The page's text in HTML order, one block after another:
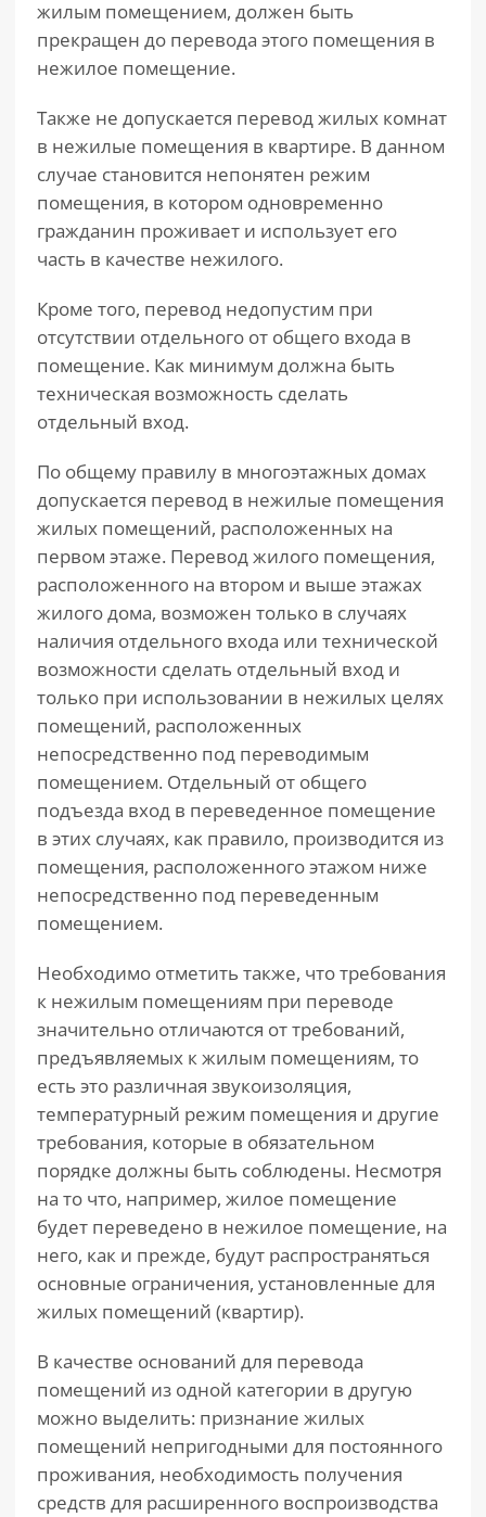
жилым помещением, должен быть
прекращен до перевода этого помещения в
нежилое помещение.
Также не допускается перевод жилых комнат
в нежилые помещения в квартире. В данном
случае становится непонятен режим
помещения, в котором одновременно
гражданин проживает и использует его
часть в качестве нежилого.
Кроме того, перевод недопустим при
отсутствии отдельного от общего входа в
помещение. Как минимум должна быть
техническая возможность сделать
отдельный вход.
По общему правилу в многоэтажных домах
допускается перевод в нежилые помещения
жилых помещений, расположенных на
первом этаже. Перевод жилого помещения,
расположенного на втором и выше этажах
жилого дома, возможен только в случаях
наличия отдельного входа или технической
возможности сделать отдельный вход и
только при использовании в нежилых целях
помещений, расположенных
непосредственно под переводимым
помещением. Отдельный от общего
подъезда вход в переведенное помещение
в этих случаях, как правило, производится из
помещения, расположенного этажом ниже
непосредственно под переведенным
помещением.
Необходимо отметить также, что требования
к нежилым помещениям при переводе
значительно отличаются от требований,
предъявляемых к жилым помещениям, то
есть это различная звукоизоляция,
температурный режим помещения и другие
требования, которые в обязательном
порядке должны быть соблюдены. Несмотря
на то что, например, жилое помещение
будет переведено в нежилое помещение, на
него, как и прежде, будут распространяться
основные ограничения, установленные для
жилых помещений (квартир).
В качестве оснований для перевода
помещений из одной категории в другую
можно выделить: признание жилых
помещений непригодными для постоянного
проживания, необходимость получения
средств для расширенного воспроизводства